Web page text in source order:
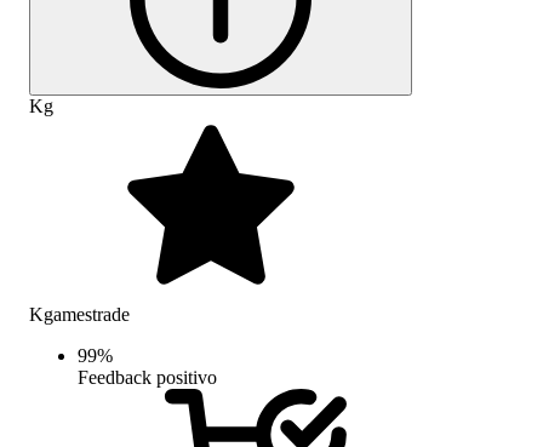
Kg
Kgamestrade
99%
Feedback positivo